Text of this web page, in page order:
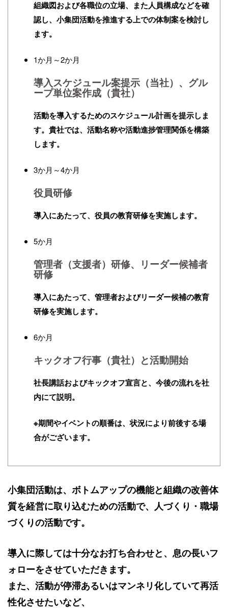
組織図および各職位の立場、また人員構成などを確
認し、小集団活動を推進する上での体制案を検討し
ます。
1か月～2か月
導入スケジュール案提示（当社）、グル
ープ単位案作成（貴社）
活動を導入するためのスケジュール計画を提示しま
す。貴社では、活動名称や活動進捗管理関係を構築
します。
3か月～4か月
役員研修
導入にあたって、役員の教育研修を実施します。
5か月
管理者（支援者）研修、リーダー候補者
研修
導入にあたって、管理者およびリーダー候補の教育
研修を実施します。
6か月
キックオフ行事（貴社）と活動開始
社長講話およびキックオフ宣言と、今後の流れを社
内にて説明。
※期間やイベントの順番は、状況により前後する場
合がございます。
小集団活動は、ボトムアップの機能と組織の改善体
質を経営に取り込むための活動で、人づくり・職場
づくりの活動です。
導入に際しては十分なお打ち合わせと、息の長いフ
ォローをさせていただきます。
また、活動が停滞あるいはマンネリ化していて再活
性化させたいなど、